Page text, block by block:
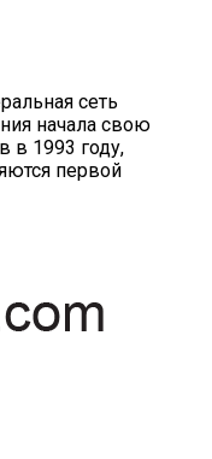
сеть
начала свою
в 1993 году,
первой